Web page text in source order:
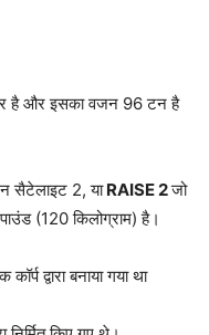
है और इसका वजन 96 टन है
सैटेलाइट 2, याRAISE 2जो
(120 किलोग्राम) है।
द्वारा बनाया गया था